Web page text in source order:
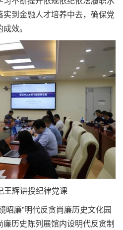
到金融人才培养中去，确保党
效。
王辉讲授纪律党课
昭廉”明代反贪尚廉历史文化园
历史陈列展馆内设明代反贪制